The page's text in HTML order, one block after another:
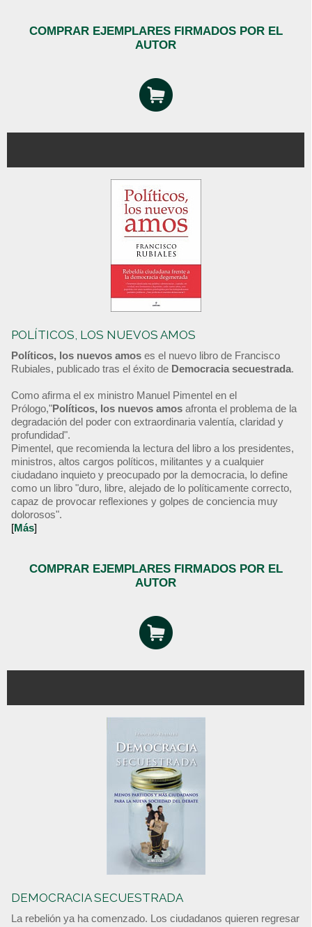
COMPRAR EJEMPLARES FIRMADOS POR EL
AUTOR
POLÍTICOS, LOS NUEVOS AMOS
Políticos, los nuevos amos es el nuevo libro de Francisco
Rubiales, publicado tras el éxito de Democracia secuestrada.
Como afirma el ex ministro Manuel Pimentel en el
Prólogo,"Políticos, los nuevos amos afronta el problema de la
degradación del poder con extraordinaria valentía, claridad y
profundidad".
Pimentel, que recomienda la lectura del libro a los presidentes,
ministros, altos cargos políticos, militantes y a cualquier
ciudadano inquieto y preocupado por la democracia, lo define
como un libro "duro, libre, alejado de lo políticamente correcto,
capaz de provocar reflexiones y golpes de conciencia muy
dolorosos".
[Más]
COMPRAR EJEMPLARES FIRMADOS POR EL
AUTOR
DEMOCRACIA SECUESTRADA
La rebelión ya ha comenzado. Los ciudadanos quieren regresar